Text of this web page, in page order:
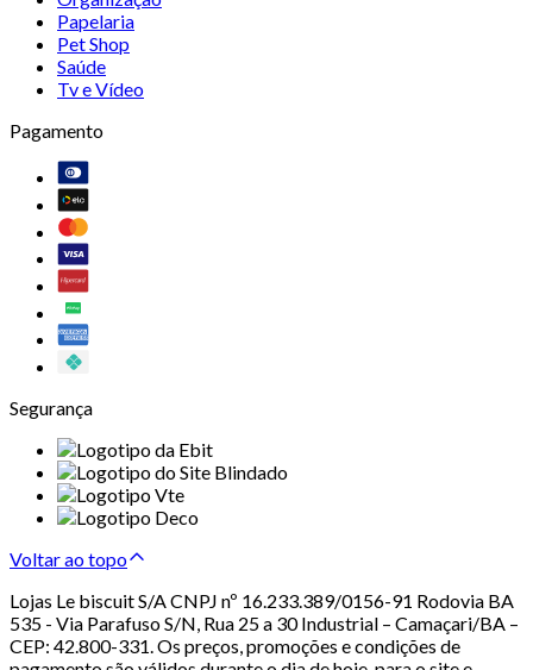
Papelaria
Pet Shop
Saúde
Tv e Vídeo
Pagamento
Segurança
Voltar ao topo
Lojas Le biscuit S/A CNPJ nº 16.233.389/0156-91 Rodovia BA
535 - Via Parafuso S/N, Rua 25 a 30 Industrial – Camaçari/BA –
CEP: 42.800-331. Os preços, promoções e condições de